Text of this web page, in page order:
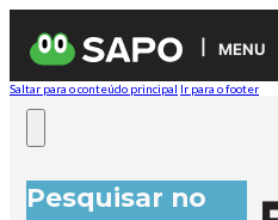
MENU
Saltar para o conteúdo principal Ir para o footer
Pesquisar no